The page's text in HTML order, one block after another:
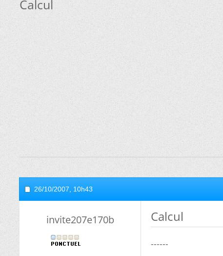
Calcul
26/10/2007, 10h43
invite207e170b Calcul
------